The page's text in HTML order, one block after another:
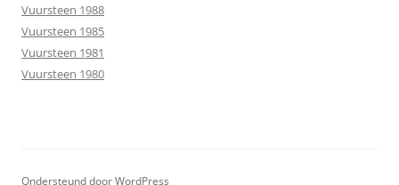
Vuursteen 1988
Vuursteen 1985
Vuursteen 1981
Vuursteen 1980
Ondersteund door WordPress